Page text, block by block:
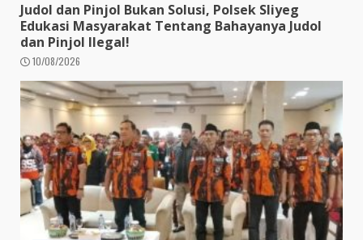
Judol dan Pinjol Bukan Solusi, Polsek Sliyeg
Edukasi Masyarakat Tentang Bahayanya Judol
dan Pinjol Ilegal!
10/08/2026